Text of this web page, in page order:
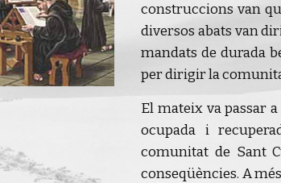
construccions van
diversos abats van
mandats de durada
per dirigir la
El mateix va passar
ocupada i
comunitat de Sant
conseqüències. A